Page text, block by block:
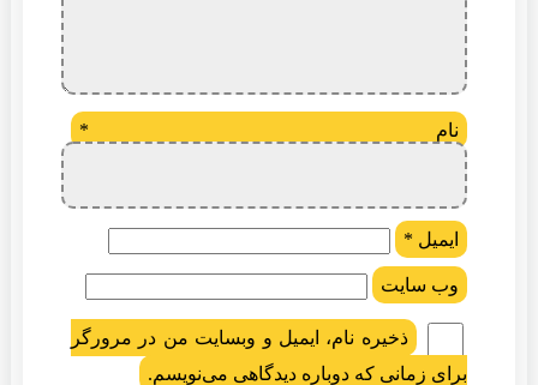
نام *
ایمیل *
وب‌ سایت
ذخیره نام، ایمیل و وبسایت من در مرورگر
برای زمانی که دوباره دیدگاهی می‌نویسم.